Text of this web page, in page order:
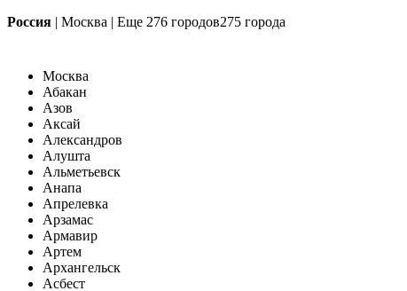
Россия | Москва | Еще 276 городов275 города
Москва
Абакан
Азов
Аксай
Александров
Алушта
Альметьевск
Анапа
Апрелевка
Арзамас
Армавир
Артем
Архангельск
Асбест